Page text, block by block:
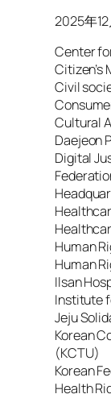
2025年
Center
Citizen’s
Civil
Cultural
Daejeon
Digital
Human
Human
Ilsan
Institute
Jeju
Korean
(KCTU)
Korean
Health